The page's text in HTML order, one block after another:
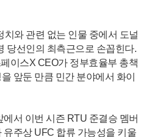
와 관련 없는 인물 중에서 도널
당선인의 최측근으로 손꼽힌다.
이스X CEO가 정부효율부 총책
앞둔 만큼 민간 분야에서 화이
서 이번 시즌 RTU 준결승 멤버
주상 UFC 합류 가능성을 키울